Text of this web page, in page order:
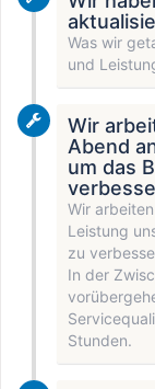
Was wir
und
Wir
Abend
um das
Wir
Leistung
zu
In der
Stunden.